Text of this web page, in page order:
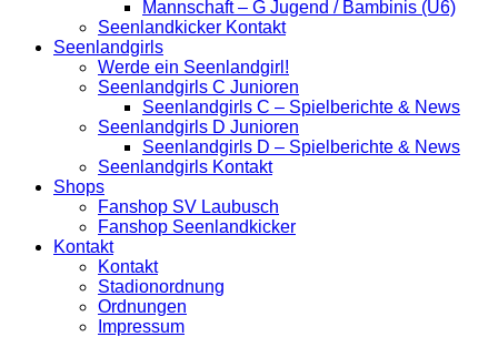
Mannschaft – G Jugend / Bambinis (U6)
Seenlandkicker Kontakt
Seenlandgirls
Werde ein Seenlandgirl!
Seenlandgirls C Junioren
Seenlandgirls C – Spielberichte & News
Seenlandgirls D Junioren
Seenlandgirls D – Spielberichte & News
Seenlandgirls Kontakt
Shops
Fanshop SV Laubusch
Fanshop Seenlandkicker
Kontakt
Kontakt
Stadionordnung
Ordnungen
Impressum